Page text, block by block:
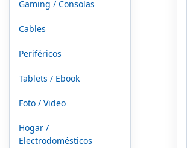
Gaming / Consolas
Cables
Periféricos
Tablets / Ebook
Foto / Video
Hogar /
Electrodomésticos